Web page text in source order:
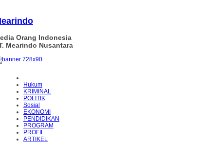
Orang Indonesia
Mearindo Nusantara
Hukum
KRIMINAL
POLITIK
Sosial
EKONOMI
PENDIDIKAN
PROGRAM
PROFIL
ARTIKEL